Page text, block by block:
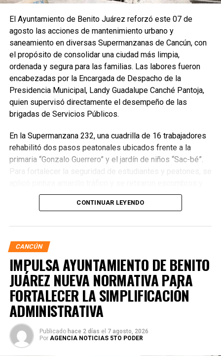
El Ayuntamiento de Benito Juárez reforzó este 07 de
agosto las acciones de mantenimiento urbano y
saneamiento en diversas Supermanzanas de Cancún, con
el propósito de consolidar una ciudad más limpia,
ordenada y segura para las familias. Las labores fueron
encabezadas por la Encargada de Despacho de la
Presidencia Municipal, Landy Guadalupe Canché Pantoja,
quien supervisó directamente el desempeño de las
brigadas de Servicios Públicos.
En la Supermanzana 232, una cuadrilla de 16 trabajadores
rehabilitó dos pasos peatonales ubicados frente a la
primaria “Gonzalo Guerrero” y el jardín de niños “Sac-bé”.
Para fortalecer la seguridad de estudiantes y peatones, se
residuos vegetales acumulados en la zona. Estas
acciones buscan garantizar entornos escolares más
CONTINUAR LEYENDO
CANCÚN
IMPULSA AYUNTAMIENTO DE BENITO
JUÁREZ NUEVA NORMATIVA PARA
FORTALECER LA SIMPLIFICACIÓN
ADMINISTRATIVA
Publicado hace 2 días el 7 agosto, 2026
Por AGENCIA NOTICIAS 5TO PODER